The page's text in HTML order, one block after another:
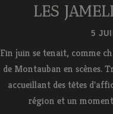
LES
5
Fin juin se tenait, comme
de Montauban en scènes.
accueillant des têtes
région et un